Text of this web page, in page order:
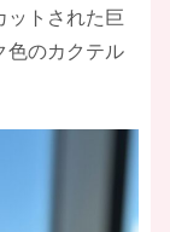
ットされた巨
色のカクテル